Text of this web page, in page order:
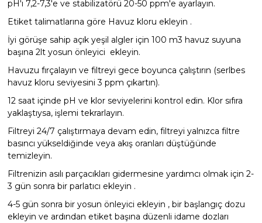
pH'ı 7,2-7,3'e ve stabilizatörü 20-50 ppm'e ayarlayın.
Etiket talimatlarına göre Havuz kloru ekleyin .
İyi görüşe sahip açık yeşil algler için 100 m3 havuz suyuna
başına 2lt yosun önleyici ekleyin.
Havuzu fırçalayın ve filtreyi gece boyunca çalıştırın (serlbes
havuz kloru seviyesini 3 ppm çıkartın).
12 saat içinde pH ve klor seviyelerini kontrol edin. Klor sıfıra
yaklaştıysa, işlemi tekrarlayın.
Filtreyi 24/7 çalıştırmaya devam edin, filtreyi yalnızca filtre
basıncı yükseldiğinde veya akış oranları düştüğünde
temizleyin.
Filtrenizin asılı parçacıkları gidermesine yardımcı olmak için 2-
3 gün sonra bir parlatıcı ekleyin .
4-5 gün sonra bir yosun önleyici ekleyin , bir başlangıç ​​dozu
ekleyin ve ardından etiket başına düzenli idame dozları